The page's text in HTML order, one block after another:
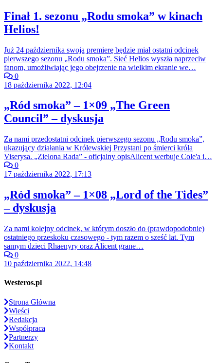
Finał 1. sezonu „Rodu smoka” w kinach
Helios!
Już 24 października swoją premierę będzie miał ostatni odcinek
pierwszego sezonu „Rodu smoka”. Sieć Helios wyszła naprzeciw
fanom, umożliwiając jego obejrzenie na wielkim ekranie we…
0
18 października 2022, 12:04
„Ród smoka” – 1×09 „The Green
Council” – dyskusja
Za nami przedostatni odcinek pierwszego sezonu „Rodu smoka”,
ukazujący działania w Królewskiej Przystani po śmierci króla
Viserysa. „Zielona Rada” - oficjalny opisAlicent werbuje Cole'a i…
0
17 października 2022, 17:13
„Ród smoka” – 1×08 „Lord of the Tides”
– dyskusja
Za nami kolejny odcinek, w którym doszło do (prawdopodobnie)
ostatniego przeskoku czasowego - tym razem o sześć lat. Tym
samym dzieci Rhaenyry oraz Alicent grane…
0
10 października 2022, 14:48
Westeros.pl
Strona Główna
Wieści
Redakcja
Współpraca
Partnerzy
Kontakt